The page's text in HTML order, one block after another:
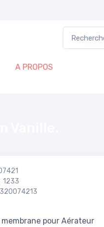
A PROPOS
1233
pour Aérateur